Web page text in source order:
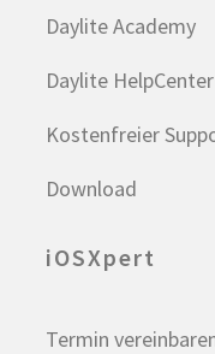
Daylite Academy
Daylite HelpCenter
Kostenfreier
Download
iOSXpert
Termin